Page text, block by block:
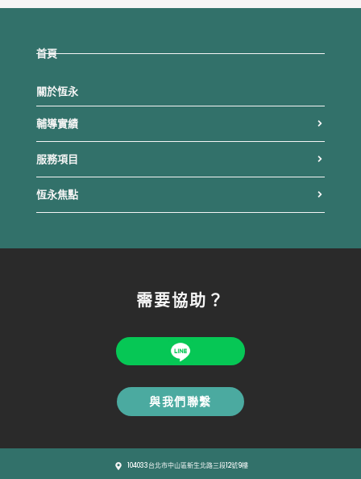
首頁
關於恆永
輔導實績
服務項目
恆永焦點
需要協助？
與我們聯繫
104033台北市中山區新生北路三段12號9樓